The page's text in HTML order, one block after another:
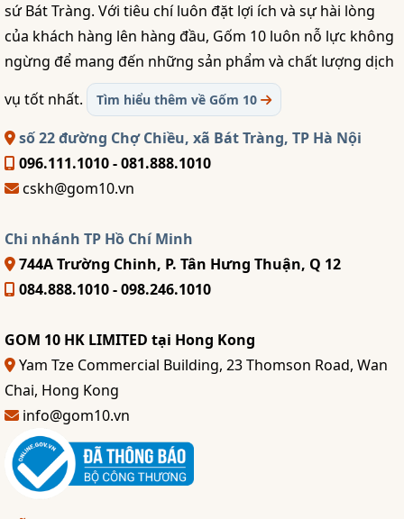
sứ Bát Tràng. Với tiêu chí luôn đặt lợi ích và sự hài lòng
của khách hàng lên hàng đầu, Gốm 10 luôn nỗ lực không
ngừng để mang đến những sản phẩm và chất lượng dịch
vụ tốt nhất.
Tìm hiểu thêm về Gốm 10
số 22 đường Chợ Chiều, xã Bát Tràng, TP Hà Nội
096.111.1010 - 081.888.1010
cskh@gom10.vn
Chi nhánh TP Hồ Chí Minh
744A Trường Chinh, P. Tân Hưng Thuận, Q 12
084.888.1010 - 098.246.1010
GOM 10 HK LIMITED tại Hong Kong
Yam Tze Commercial Building, 23 Thomson Road, Wan
Chai, Hong Kong
info@gom10.vn